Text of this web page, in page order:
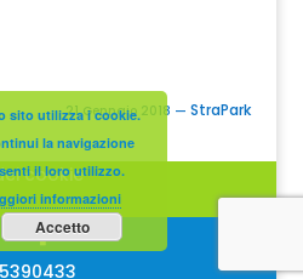
21 Gennaio 2018 —StraPark
cookie
sito utilizza i cookie.
la navigazione
il loro utilizzo.
informazioni
Accetto